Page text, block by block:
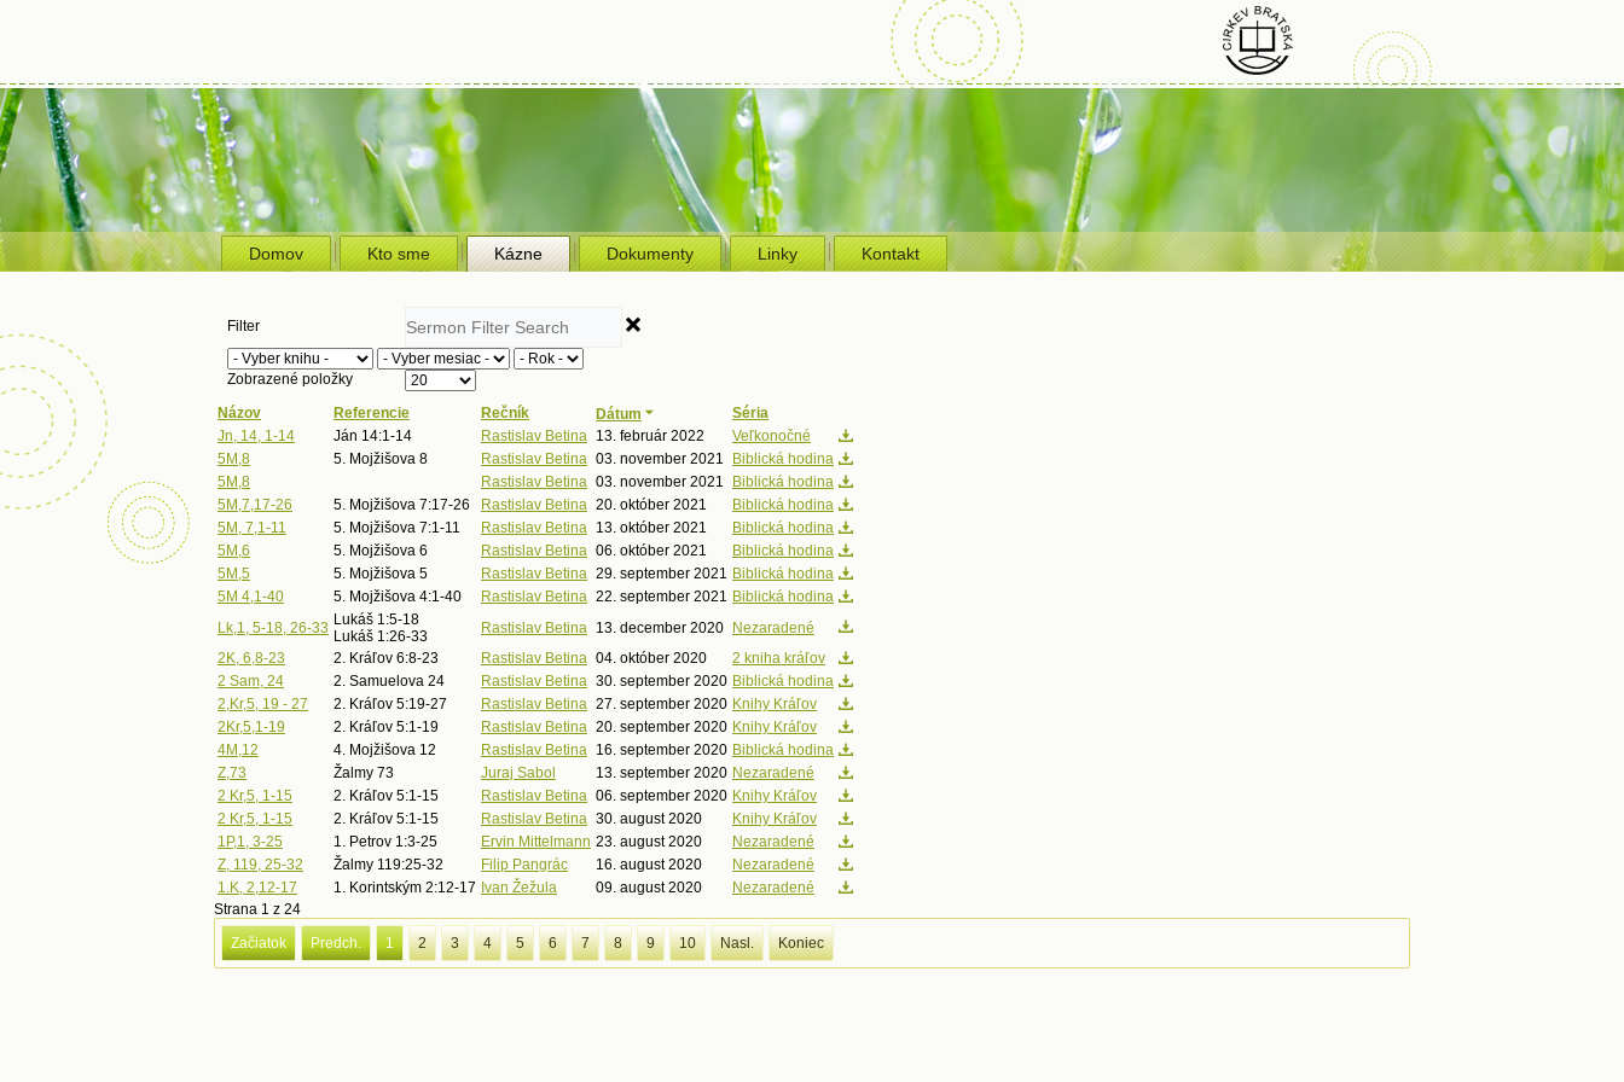
Domov Kto sme Kázne Dokumenty Linky Kontakt
Filter
Zobrazené položky
Názov
Referencie Rečník Dátum
Séria
Jn, 14, 1-14
Ján 14:1-14 Rastislav Betina 13. február 2022
Veľkonočné
5M,8
5. Mojžišova 8 Rastislav Betina 03. november 2021
Biblická hodina
5M,8
Rastislav Betina 03. november 2021
Biblická hodina
5M,7,17-26
5. Mojžišova 7:17-26 Rastislav Betina 20. október 2021
Biblická hodina
5M, 7,1-11
5. Mojžišova 7:1-11 Rastislav Betina 13. október 2021
Biblická hodina
5M,6
5. Mojžišova 6 Rastislav Betina 06. október 2021
Biblická hodina
5M,5
5. Mojžišova 5 Rastislav Betina 29. september 2021 Biblická hodina
5M 4,1-40
5. Mojžišova 4:1-40 Rastislav Betina 22. september 2021 Biblická hodina
Lk,1, 5-18, 26-33 Lukáš 1:5-18
Lukáš 1:26-33
Rastislav Betina 13. december 2020 Nezaradené
2K, 6,8-23
2. Kráľov 6:8-23 Rastislav Betina 04. október 2020
2 kniha kráľov
2 Sam, 24
2. Samuelova 24 Rastislav Betina 30. september 2020 Biblická hodina
2,Kr,5, 19 - 27
2. Kráľov 5:19-27 Rastislav Betina 27. september 2020 Knihy Kráľov
2Kr,5,1-19
2. Kráľov 5:1-19 Rastislav Betina 20. september 2020 Knihy Kráľov
4M,12
4. Mojžišova 12 Rastislav Betina 16. september 2020 Biblická hodina
Z,73
Žalmy 73 Juraj Sabol 13. september 2020 Nezaradené
2 Kr,5, 1-15
2. Kráľov 5:1-15 Rastislav Betina 06. september 2020 Knihy Kráľov
2 Kr,5, 1-15
2. Kráľov 5:1-15 Rastislav Betina 30. august 2020
Knihy Kráľov
1P,1, 3-25
1. Petrov 1:3-25 Ervin Mittelmann 23. august 2020
Nezaradené
Z, 119, 25-32
Žalmy 119:25-32 Filip Pangrác 16. august 2020
Nezaradené
1.K, 2,12-17
1. Korintským 2:12-17 Ivan Žežula 09. august 2020
Nezaradené
Strana 1 z 24
Začiatok
Predch. 1 2 3 4 5 6 7 8 9 10 Nasl. Koniec